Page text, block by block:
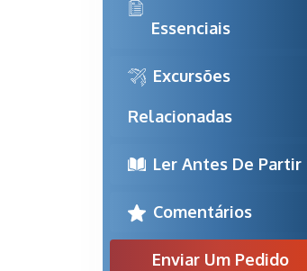
Essenciais
Excursões
Relacionadas
Ler Antes De Partir
Comentários
Enviar Um Pedido